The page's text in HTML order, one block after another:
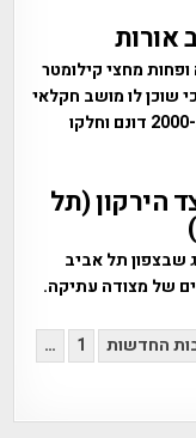
אורות
מחצי קילומטר
שוכן לו מושב חקלאי
העונה לשם "אורות" המושב בעל שטח של כ-2000 דונם וחלקו
הירקון (תל
שבצפון תל אביב
של מצודה עתיקה.
החדשות 1
…